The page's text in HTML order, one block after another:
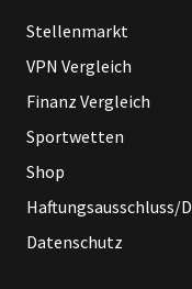
Stellenmarkt
VPN Vergleich
Finanz Vergleich
Sportwetten
Shop
Haftungsausschluss/
Datenschutz